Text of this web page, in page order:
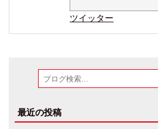
ツイッター
最近の投稿